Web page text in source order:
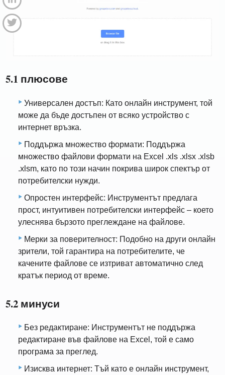
5.1 плюсове
Универсален достъп: Като онлайн инструмент, той
може да бъде достъпен от всяко устройство с
интернет връзка.
Поддържа множество формати: Поддържа
множество файлови формати на Excel .xls .xlsx .xlsb
.xlsm, като по този начин покрива широк спектър от
потребителски нужди.
Опростен интерфейс: Инструментът предлага
прост, интуитивен потребителски интерфейс – което
улеснява бързото преглеждане на файлове.
Мерки за поверителност: Подобно на други онлайн
зрители, той гарантира на потребителите, че
качените файлове се изтриват автоматично след
кратък период от време.
5.2 минуси
Без редактиране: Инструментът не поддържа
редактиране във файлове на Excel, той е само
програма за преглед.
Изисква интернет: Тъй като е онлайн инструмент,